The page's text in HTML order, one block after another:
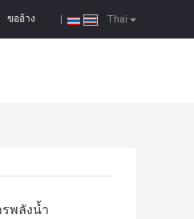
Thai
ขออ้าง
รพลังน้ำ